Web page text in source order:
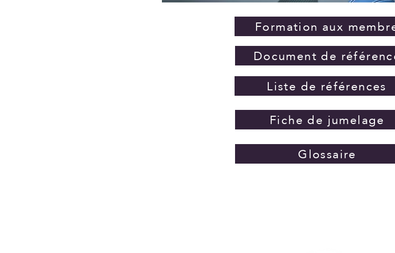
Formation aux
Document de
Liste de références
Fiche de jumelage
Glossaire